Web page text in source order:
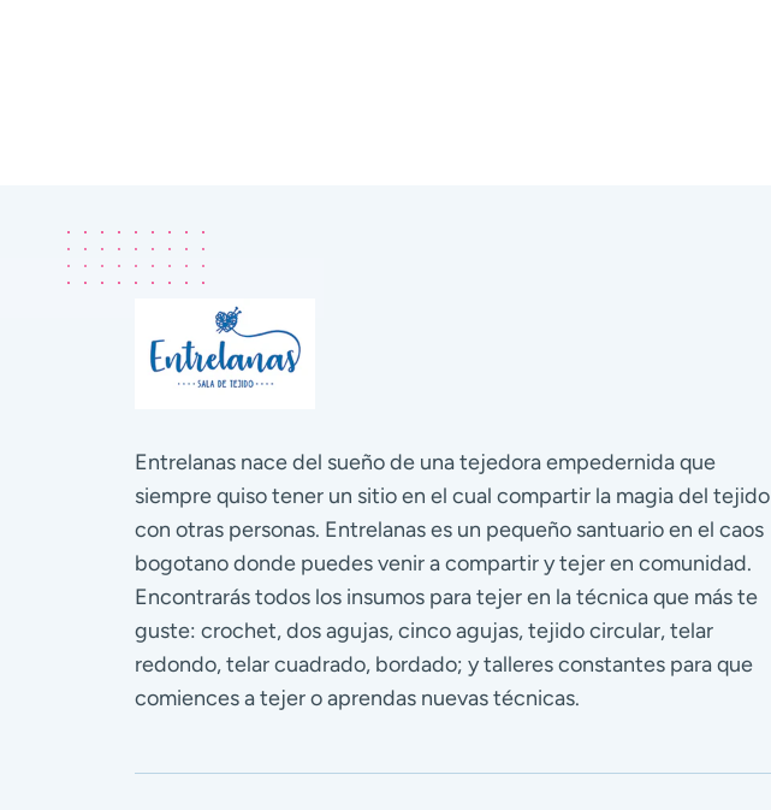
Entrelanas nace del sueño de una tejedora empedernida que
siempre quiso tener un sitio en el cual compartir la magia del tejido
con otras personas. Entrelanas es un pequeño santuario en el caos
bogotano donde puedes venir a compartir y tejer en comunidad.
Encontrarás todos los insumos para tejer en la técnica que más te
guste: crochet, dos agujas, cinco agujas, tejido circular, telar
redondo, telar cuadrado, bordado; y talleres constantes para que
comiences a tejer o aprendas nuevas técnicas.